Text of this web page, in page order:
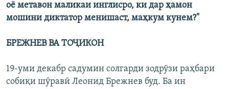
оё метавон маликаи инглисро, ки дар ҳамон
мошини диктатор менишаст, маҳкум кунем?"
БРЕЖНЕВ ВА ТОҶИКОН
19-уми декабр садумин солгарди зодрӯзи раҳбари
собиқи шӯравӣ Леонид Брежнев буд. Ба ин